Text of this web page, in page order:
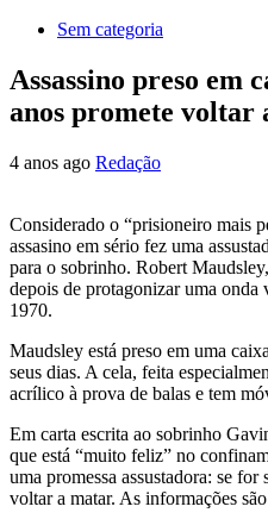
Sem categoria
Assassino preso em
anos promete voltar
4 anos ago Redação
Considerado o “prisioneiro mais
assasino em sério fez uma
para o sobrinho. Robert
depois de protagonizar uma onda
1970.
Maudsley está preso em uma
seus dias. A cela, feita
acrílico à prova de balas e tem
Em carta escrita ao sobrinho
que está “muito feliz” no
uma promessa assustadora: se
voltar a matar. As informações